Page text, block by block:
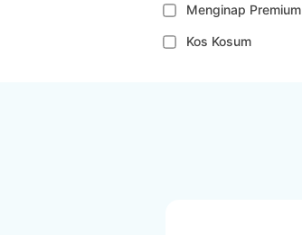
Menginap Premium
Kos Kosum